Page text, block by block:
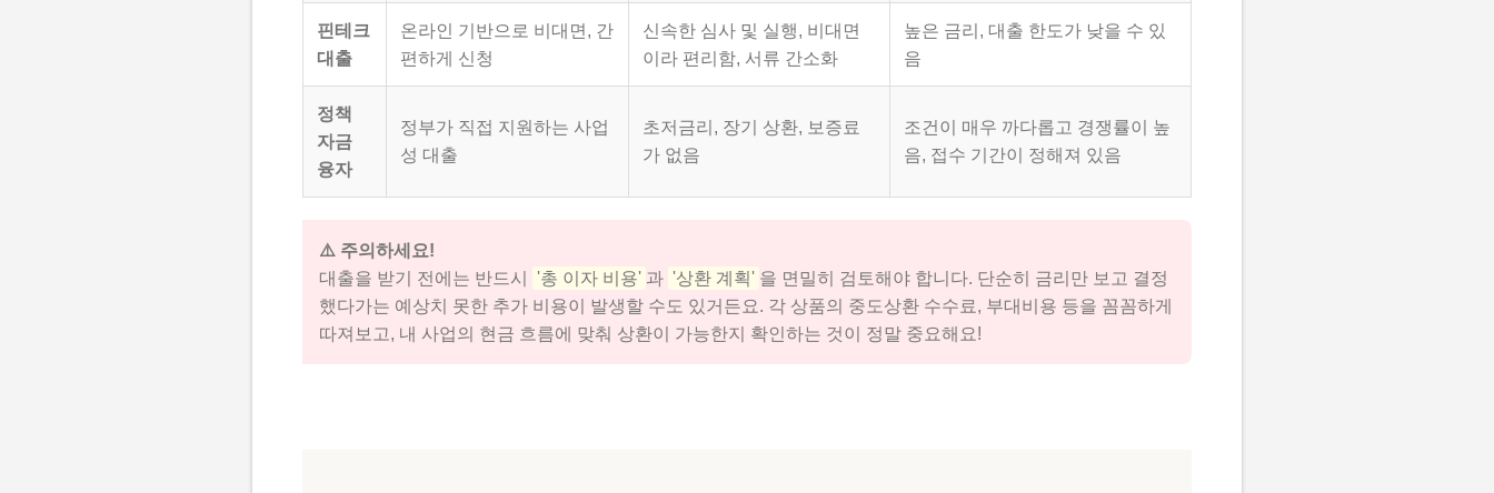
핀테크
대출
온라인 기반으로 비대면, 간
편하게 신청
신속한 심사 및 실행, 비대면
이라 편리함, 서류 간소화
높은 금리, 대출 한도가 낮을 수 있
음
정책
자금
융자
정부가 직접 지원하는 사업
성 대출
초저금리, 장기 상환, 보증료
가 없음
조건이 매우 까다롭고 경쟁률이 높
음, 접수 기간이 정해져 있음
⚠️ 주의하세요!
대출을 받기 전에는 반드시
'총 이자 비용' 과 '상환 계획' 을 면밀히 검토해야 합니다. 단순히 금리만 보고 결정
했다가는 예상치 못한 추가 비용이 발생할 수도 있거든요. 각 상품의 중도상환 수수료, 부대비용 등을 꼼꼼하게
따져보고, 내 사업의 현금 흐름에 맞춰 상환이 가능한지 확인하는 것이 정말 중요해요!